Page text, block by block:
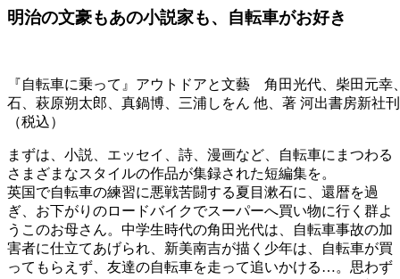
明治の文豪もあの小説家も、自転車がお好き
『自転車に乗って』アウトドアと文藝 角田光代、柴田元幸
石、萩原朔太郎、真鍋博、三浦しをん 他、著 河出書房新社
（税込）
まずは、小説、エッセイ、詩、漫画など、自転車にまつわる
さまざまなスタイルの作品が集録された短編集を。
英国で自転車の練習に悪戦苦闘する夏目漱石に、還暦を過
ぎ、お下がりのロードバイクでスーパーへ買い物に行く群よ
うこのお母さん。中学生時代の角田光代は、自転車事故の加
害者に仕立てあげられ、新美南吉が描く少年は、自転車が買
ってもらえず、友達の自転車を走って追いかける…。思わず